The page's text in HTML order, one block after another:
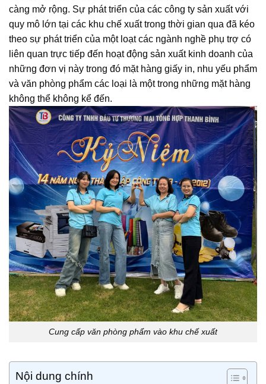
càng mở rộng. Sự phát triển của các công ty sản xuất với
quy mô lớn tại các khu chế xuất trong thời gian qua đã kéo
theo sự phát triển của một loạt các ngành nghề phụ trợ có
liên quan trực tiếp đến hoạt động sản xuất kinh doanh của
những đơn vị này trong đó mặt hàng giấy in, nhu yếu phẩm
và văn phòng phẩm các loại là một trong những mặt hàng
không thể không kể đến.
Cung cấp văn phòng phẩm vào khu chế xuất
Nội dung chính